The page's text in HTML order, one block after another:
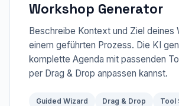
Workshop Generator
Beschreibe Kontext und Ziel deines
einem geführten Prozess. Die KI
komplette Agenda mit passenden
per Drag & Drop anpassen kannst.
Guided Wizard Drag & Drop
Tool